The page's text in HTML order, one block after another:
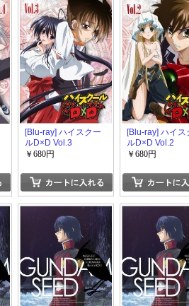
[Blu-ray] ハイスクー
ルD×D Vol.3
￥680円
[Blu-ray] ハイス
ルD×D Vol.2
￥680円